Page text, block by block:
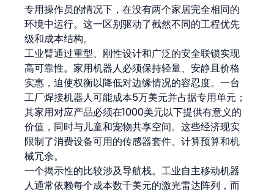
专用操作员的情况下，在没有两个家居完全相同的
环境中运行。这一区别驱动了截然不同的工程优先
级和成本结构。
工业臂通过重型、刚性设计和广泛的安全联锁实现
高可靠性。家用机器人必须保持轻量、安静且价格
实惠，迫使权衡以降低对边缘情况的容忍度。一台
工厂焊接机器人可能成本5万美元并占据专用单元；
其家用对应产品必须在1000美元以下提供有意义的
价值，同时与儿童和宠物共享空间。这些经济现实
限制了消费设备可用的传感器套件、计算预算和机
械冗余。
一个揭示性的比较涉及导航栈。工业自主移动机器
人通常依赖每个成本数千美元的激光雷达阵列，而